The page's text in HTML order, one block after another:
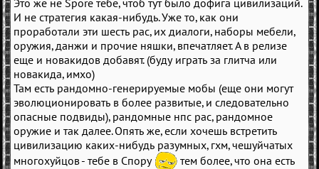
Это же не Spore тебе, чтоб тут было дофига цивилизаций.
И не стратегия какая-нибудь. Уже то, как они
проработали эти шесть рас, их диалоги, наборы мебели,
оружия, данжи и прочие няшки, впечатляет. А в релизе
еще и новакидов добавят. (буду играть за глитча или
новакида, имхо)
Там есть рандомно-генерируемые мобы (еще они могут
эволюционировать в более развитые, и следовательно
опасные подвиды), рандомные нпс рас, рандомное
оружие и так далее. Опять же, если хочешь встретить
цивилизацию каких-нибудь разумных, гхм, чешуйчатых
многохуйцов - тебе в Спору
тем более, что она есть